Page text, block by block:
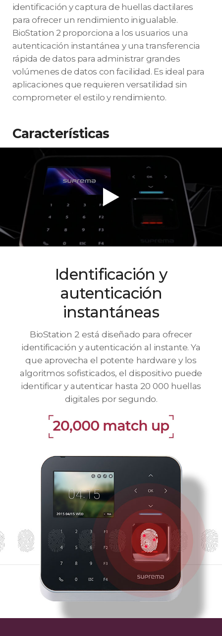
identificación y captura de huellas dactilares
para ofrecer un rendimiento inigualable.
BioStation 2 proporciona a los usuarios una
autenticación instantánea y una transferencia
rápida de datos para administrar grandes
volúmenes de datos con facilidad. Es ideal para
aplicaciones que requieren versatilidad sin
comprometer el estilo y rendimiento.
Características
Identificación y
autenticación
instantáneas
BioStation 2 está diseñado para ofrecer
identificación y autenticación al instante. Ya
que aprovecha el potente hardware y los
algoritmos sofisticados, el dispositivo puede
identificar y autenticar hasta 20 000 huellas
digitales por segundo.